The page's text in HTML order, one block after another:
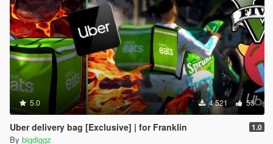
5.0 4 521 53
Uber delivery bag [Exclusive] | for Franklin 1.0
By bigdiggz